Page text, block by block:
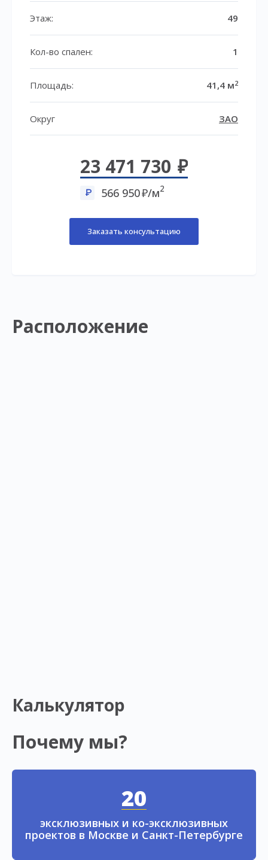
Этаж: 49
Кол-во спален: 1
Площадь: 41,4 м2
Округ ЗАО
23 471 730
566 950 /м2
Заказать консультацию
Расположение
Калькулятор
Почему мы?
20
эксклюзивных и ко-эксклюзивных
проектов в Москве и Санкт-Петербурге